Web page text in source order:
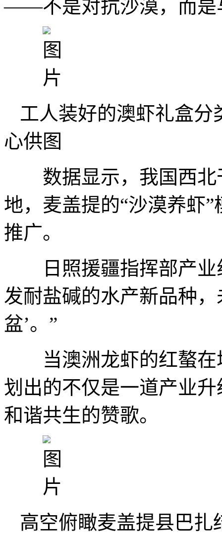
——不是对抗沙漠，而是
工人装好的澳虾礼盒
心供图
数据显示，我国西北
地，麦盖提的“沙漠养虾
推广。
日照援疆指挥部产业
发耐盐碱的水产新品种
盆’。”
当澳洲龙虾的红螯在
划出的不仅是一道产业
和谐共生的赞歌。
高空俯瞰麦盖提县巴